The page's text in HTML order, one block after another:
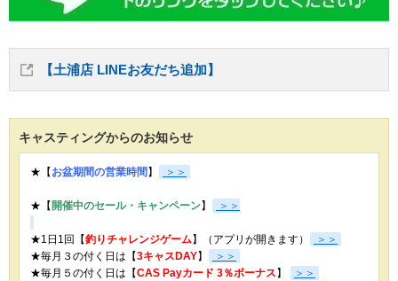
【土浦店 LINEお友だち追加】
キャスティングからのお知らせ
★【 お盆期間の営業時間 】 ＞＞
★【 開催中のセール・キャンペーン】 ＞＞
★1日1回【釣りチャレンジゲーム】（アプリが開きます）
＞＞
★毎月３の付く日は【3キャスDAY】
＞＞
★毎月５の付く日は【CAS Payカード 3％ボーナス 】 ＞＞